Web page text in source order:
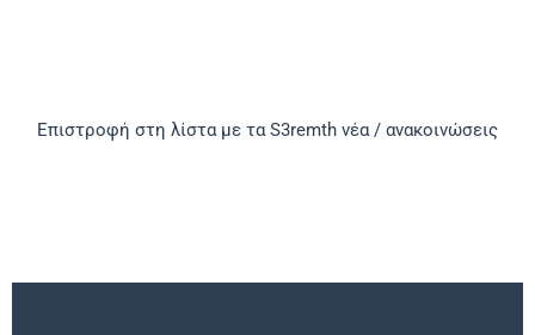
Επιστροφή στη λίστα με τα S3remth νέα / ανακοινώσεις